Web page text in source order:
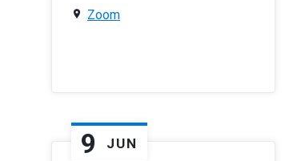
Zoom
9 JUN